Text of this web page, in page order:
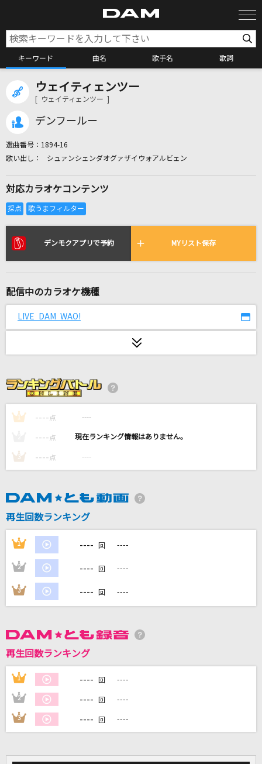
キーワード 曲名 歌手名 歌詞
カラオケ検索
リアルタイムで歌われている曲の一覧
ラピスラズリ
ナツノオワリ
正解
RADWIMPS
サトシ(松本梨香)
syudou
おかえりなさい
Little Glee Monster
ほほ笑み街道
岩本公水
鈴木雅之
明日晴れるかな
桑田佳祐
ウェイティェンツー
[ ウェイティェンツー ]
デンフールー
選曲番号： 1894-16
シュァンシェンダオグァザイウォアルビェン
対応カラオケコンテンツ
デンモクアプリで予約 MYリスト保存
配信中のカラオケ機種
LIVE DAM WAO!
1 ---- 点 ----
---- 点 ----
3 ---- 点 ----
再生回数ランキング
1 ---- 回 ----
2 ---- 回 ----
3 ---- 回 ----
再生回数ランキング
1 ---- 回 ----
2 ---- 回 ----
3 ---- 回 ----